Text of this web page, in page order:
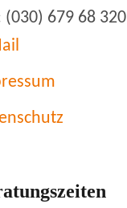
(030) 679 68 320